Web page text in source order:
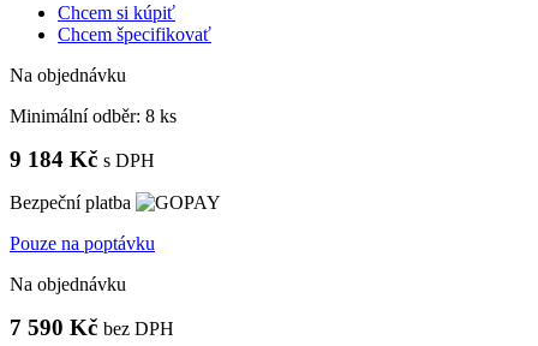
Chcem si kúpiť
Chcem špecifikovať
Na objednávku
Minimální odběr: 8 ks
9 184 Kč s DPH
Bezpeční platba
Pouze na poptávku
Na objednávku
7 590 Kč bez DPH